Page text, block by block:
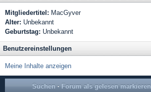
Mitgliedertitel: MacGyver
Alter: Unbekannt
Geburtstag: Unbekannt
Benutzereinstellungen
Meine Inhalte anzeigen
Suchen · Forum als gelesen markieren